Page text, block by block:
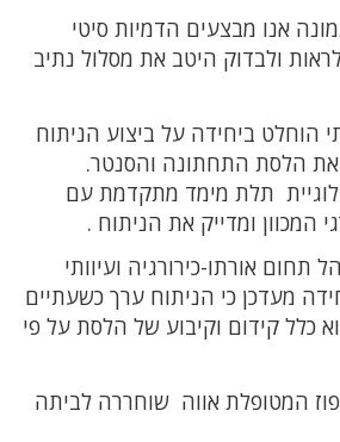
אנו מבצעים הדמיות סיטי
ולבדוק היטב את מסלול נתיב
הוחלט ביחידה על ביצוע הניתוח
את הלסת התחתונה והסנטר.
תלת מימד מתקדמת עם
המכוון ומדייק את הניתוח .
אורתו-כירורגיה ועיוותי
מעדכן כי הניתוח ערך כשעתיים
כלל קידום וקיבוע של הלסת על פי
המטופלת אווה שוחררה לביתה